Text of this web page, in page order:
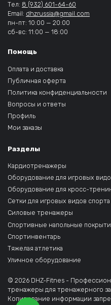
Тел: 8 (932) 601-64-60
Email: dhzrussia@gmail.com
пн-пт: 10:00 — 20:00
сб-вс: 11:00 — 18:00
Помощь
Оплата и доставка
Публичная оферта
Политика конфиденциальности
Вопросы и ответы
Профиль
Мои заказы
Разделы
Кардиотренажеры
Оборудование для игровых
Оборудование для кросс-
Сетки для игровых видов спорта
Силовые тренажеры
Спортивные напольные
Спортинвентарь
Тяжелая атлетика
Уличное оборудование
© 2026 DHZ-Fitnes -
тренажеры для тренажерного
Копирование информации